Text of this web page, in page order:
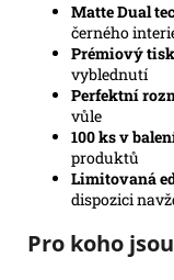
Matte Dual
černého
Prémiový tisk
vyblednutí
Perfektní
vůle
100 ks v
produktů
Limitovaná
dispozici
Pro koho